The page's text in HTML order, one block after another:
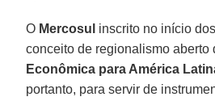
O Mercosul inscrito no início
conceito de regionalismo aberto
Econômica para América
portanto, para servir de